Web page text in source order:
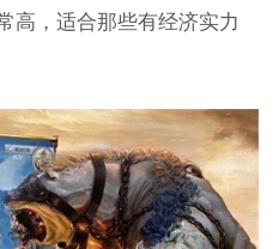
高，适合那些有经济实力